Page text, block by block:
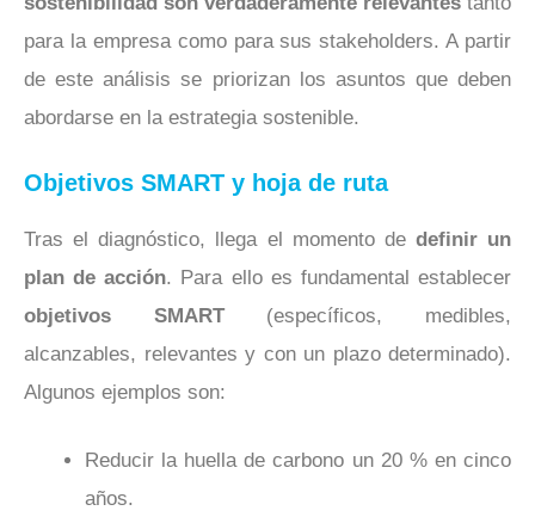
para la empresa como para sus stakeholders. A partir
de este análisis se priorizan los asuntos que deben
abordarse en la estrategia sostenible.
Objetivos SMART y hoja de ruta
Tras el diagnóstico, llega el momento de definir un
plan de acción. Para ello es fundamental establecer
objetivos SMART(específicos, medibles,
alcanzables, relevantes y con un plazo determinado).
Algunos ejemplos son:
Reducir la huella de carbono un 20 % en cinco
años.